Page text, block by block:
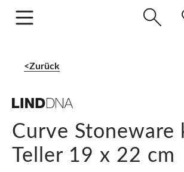
Zurück
Curve Stoneware
Teller 19 x 22 cm